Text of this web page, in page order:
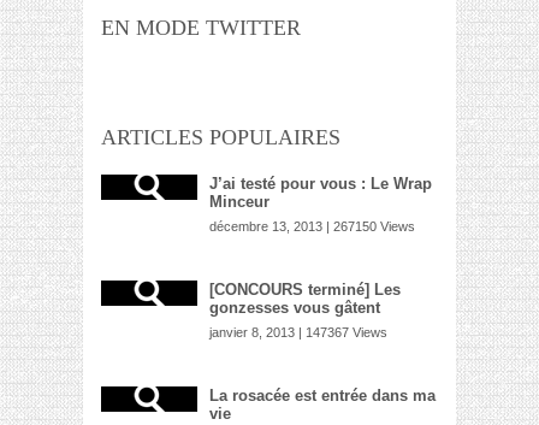
EN MODE TWITTER
ARTICLES POPULAIRES
J’ai testé pour vous : Le Wrap
Minceur
décembre 13, 2013 | 267150 Views
[CONCOURS terminé] Les
gonzesses vous gâtent
janvier 8, 2013 | 147367 Views
La rosacée est entrée dans ma
vie